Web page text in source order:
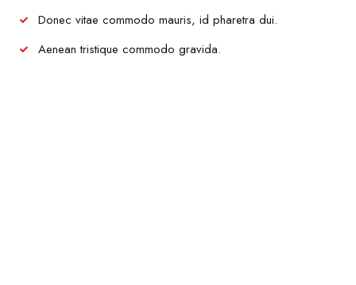
Donec vitae commodo mauris, id pharetra dui.
Aenean tristique commodo gravida.